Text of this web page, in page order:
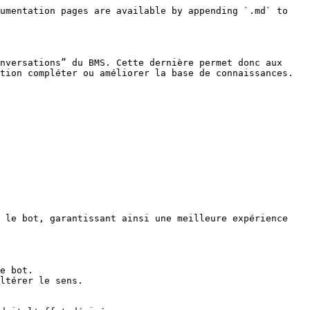
pages are available by appending `.md` to
du BMS. Cette dernière permet donc aux
compléter ou améliorer la base de connaissances.
le bot, garantissant ainsi une meilleure expérience
bot.
le sens.